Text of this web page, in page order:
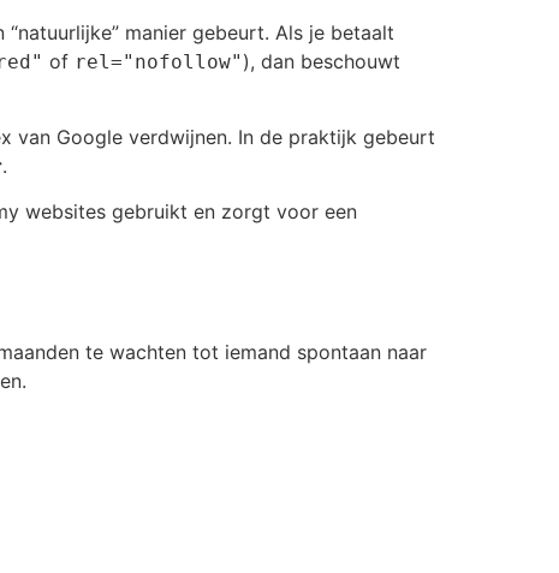
manier gebeurt. Als je betaalt
of rel="nofollow" ), dan beschouwt
van Google verdwijnen. In de praktijk gebeurt
.
websites gebruikt en zorgt voor een
te wachten tot iemand spontaan naar